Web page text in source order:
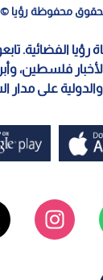
محفوظة رؤيا ©
رؤيا الفضائية.
فلسطين،
والدولية على مدار